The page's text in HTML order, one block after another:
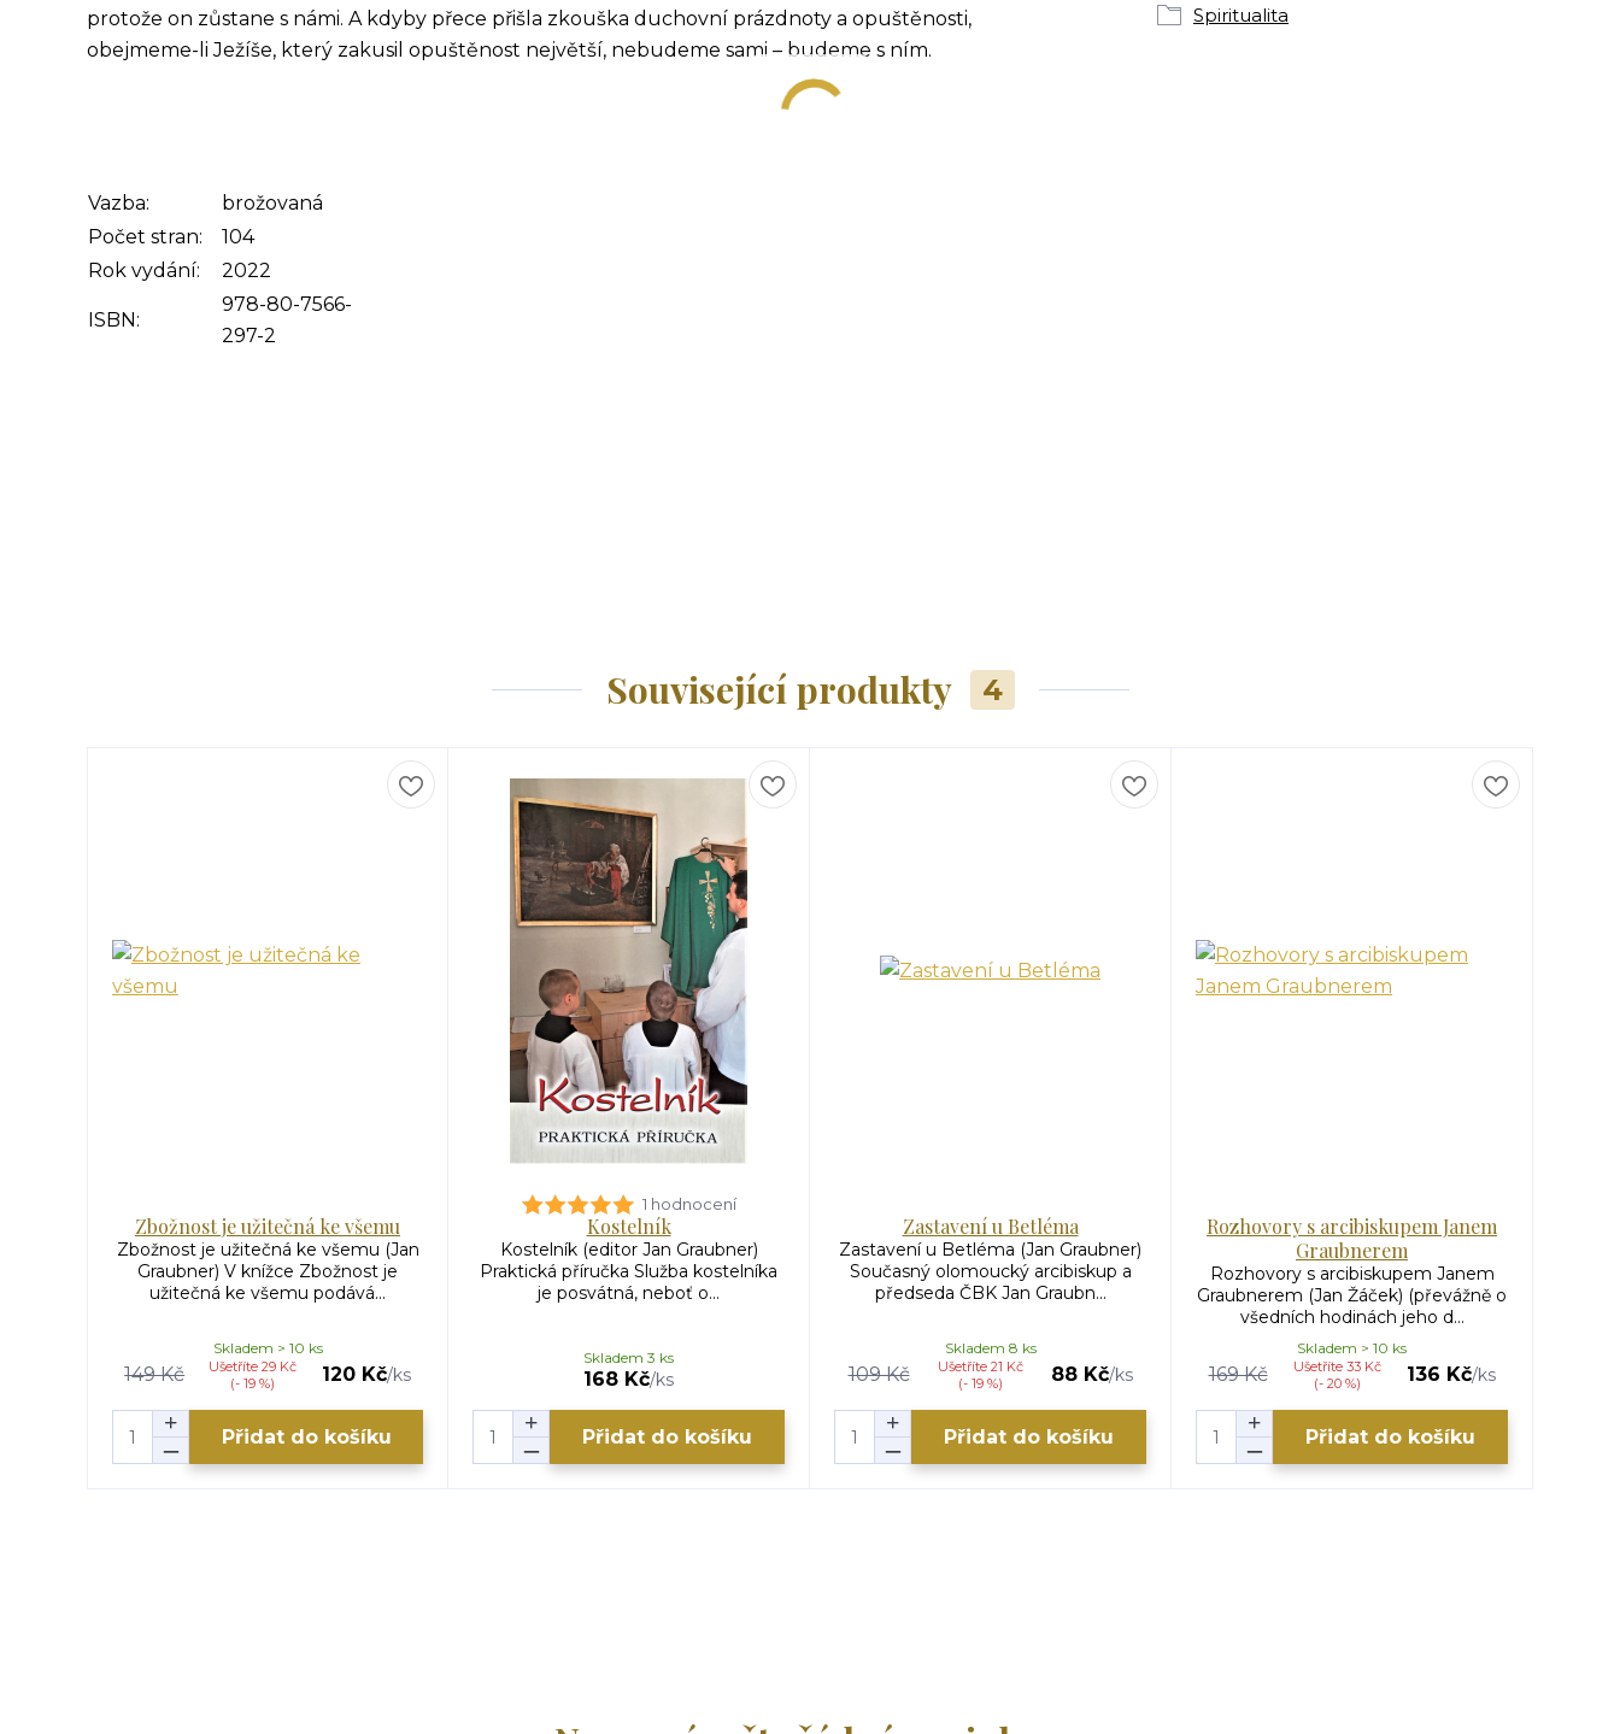
protože on zůstane s námi. A kdyby přece přišla zkouška duchovní prázdnoty a opuštěnosti,
obejmeme-li Ježíše, který zakusil opuštěnost největší, nebudeme sami – budeme s ním.
Vazba:
brožovaná
Počet stran:
104
Rok vydání:
2022
ISBN:
978-80-7566-
297-2
Spiritualita
Související produkty 4
Zbožnost je užitečná ke všemu
Zbožnost je užitečná ke všemu (Jan
Graubner) V knížce Zbožnost je
užitečná ke všemu podává...
149 Kč
Ušetříte 29 Kč
(- 19 %)
120 Kč/ks
Skladem > 10 ks
Přidat do košíku
1 hodnocení
Kostelník
Kostelník (editor Jan Graubner)
Praktická příručka Služba kostelníka
je posvátná, neboť o...
168 Kč/ks
Skladem 3 ks
Přidat do košíku
Zastavení u Betléma
Zastavení u Betléma (Jan Graubner)
Současný olomoucký arcibiskup a
předseda ČBK Jan Graubn...
109 Kč
Ušetříte 21 Kč
(- 19 %)
88 Kč/ks
Skladem 8 ks
Přidat do košíku
Rozhovory s arcibiskupem Janem
Graubnerem
Rozhovory s arcibiskupem Janem
Graubnerem (Jan Žáček) (převážně o
všedních hodinách jeho d...
169 Kč
Ušetříte 33 Kč
(- 20 %)
136 Kč/ks
Skladem > 10 ks
Přidat do košíku